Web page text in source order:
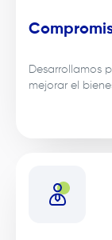
Desarrollamos
mejorar el